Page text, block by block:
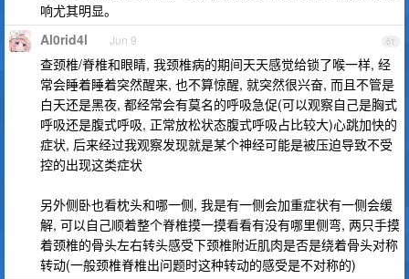
响尤其明显。
61
Al0rid4l Jun 9
查颈椎/脊椎和眼睛, 我颈椎病的期间天天感觉给锁了喉一样, 经
常会睡着睡着突然醒来, 也不算惊醒, 就突然很兴奋, 而且不管是
白天还是黑夜, 都经常会有莫名的呼吸急促(可以观察自己是胸式
呼吸还是腹式呼吸, 正常放松状态腹式呼吸占比较大)心跳加快的
症状, 后来经过我观察发现就是某个神经可能是被压迫导致不受
控的出现这类症状
另外侧卧也看枕头和哪一侧, 我是有一侧会加重症状有一侧会缓
解, 可以自己顺着整个脊椎摸一摸看看有没有哪里侧弯, 两只手摸
着颈椎的骨头左右转头感受下颈椎附近肌肉是否是绕着骨头对称
转动(一般颈椎脊椎出问题时这种转动的感受是不对称的)